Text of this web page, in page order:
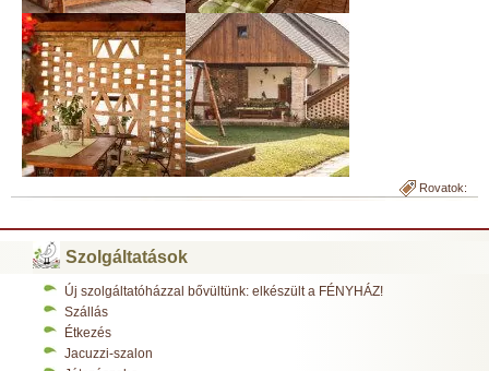
Rovatok:
Szolgáltatások
Új szolgáltatóházzal bővültünk: elkészült a FÉNYHÁZ!
Szállás
Étkezés
Jacuzzi-szalon